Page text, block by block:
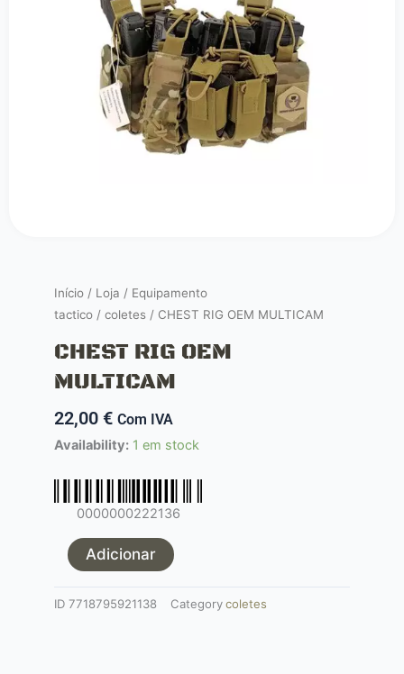
Início / Loja / Equipamento
tactico / coletes / CHEST RIG OEM MULTICAM
CHEST RIG OEM
MULTICAM
22,00 € Com IVA
Availability: 1 em stock
0000000222136
Quantidade
MULTICAM
Adicionar
ID 7718795921138 Categorycoletes